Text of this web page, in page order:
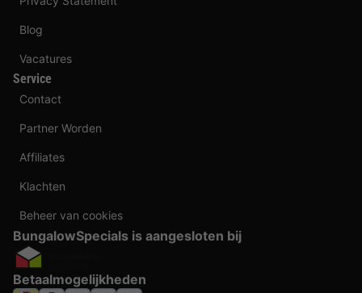
Blog
Vacatures
Service
Contact
Partner Worden
Affiliates
Klachten
Beheer van cookies
BungalowSpecials is aangesloten bij
Betaalmogelijkheden